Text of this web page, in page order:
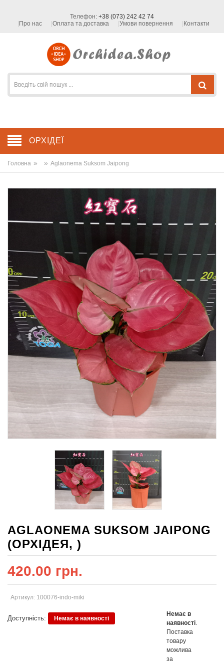
Телефон: +38 (073) 242 42 74
Про нас
Оплата та доставка Умови повернення Контакти
ОРХІДЕЇ
Головна » » Aglaonema Suksom Jaipong
AGLAONEMA SUKSOM JAIPONG
(ОРХІДЕЯ, )
420.00 грн.
Артикул: 100076-indo-miki
Доступність: Немає в наявності
Немає в
наявності
Поставка
товару
можлива
за